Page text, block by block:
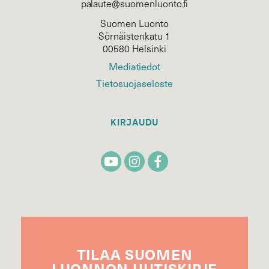
palaute@suomenluonto.fi
Suomen Luonto
Sörnäistenkatu 1
00580 Helsinki
Mediatiedot
Tietosuojaseloste
KIRJAUDU
TILAA SUOMEN